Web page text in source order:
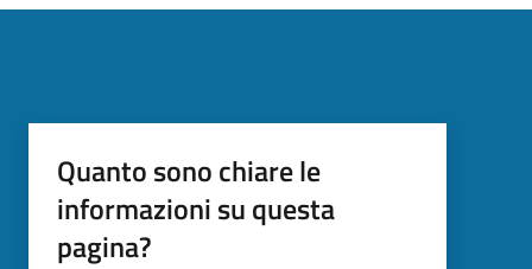
Quanto sono chiare le
informazioni su questa
pagina?